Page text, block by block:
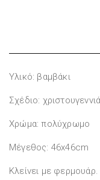
Υλικό: βαμβάκι
Σχέδιο:
Χρώμα: πολύχρωμο
Μέγεθος: 46x46cm
Κλείνει με